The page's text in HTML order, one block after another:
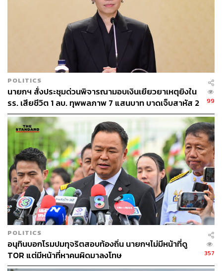
“ปี 2570 ปีสุดท้ายของรัฐบาล คือการพยายามส่งมอบหนี้
สาธารณะก้อนใหญ่ที่เกือบจะเต็มเพดานนี้ให้กับรัฐบาลต่อไป
แบบนี้มีความรับผิดชอบทางการคลังหรือไม่ นี่คือผลที่รัฐบาล
กู้ชดเชยขาดดุลเต็มเพดาน 2 ปีติด ที่พาเรามาถึงจุดนี้ จุดที่
แม้ว่าประเทศจะไม่ได้เจอวิกฤตเศรษฐกิจอะไรเลย เราก็อาจ
จะจำเป็นที่จะต้องขยายเพดานหนี้สาธารณะกันอีกครั้ง จาก
70% เป็นเท่าไรก็ไม่รู้ ซึ่งก็อาจจะเอาไม่อยู่แล้ว เพียงเพื่อ
โครงการดิจิทัลวอลเล็ตโครงการเดียว”
ศิริกัญญากล่าวถึงสัดส่วนดอกเบี้ยต่อรายได้สูงที่สุดในรอบ 14
ปี ที่ดูเหมือนจะทำสถิติใหม่ไปเรื่อยๆ ทุกปี ซึ่งไม่ใช่เรื่องที่น่า
ยินดีเลย เพราะสัดส่วนที่เพิ่มขึ้นเรื่อยๆ จะไปเบียดบังงบ
ประมาณในส่วนอื่นๆ ในปีต่อๆ ไป เงินที่จะใช้พัฒนาประเทศ
ในโครงการอื่นก็จะน้อยลงไปเรื่อยๆ เพราะจำเป็นที่จะต้องมา
นั่งรับภาระดอกเบี้ย เป็นไปอย่างที่ สส. ฝ่ายรัฐบาลได้พูดไว้ว่า
โครงการดิจิทัลวอลเล็ตไม่ได้ทำแค่ครั้งเดียวแล้วจะจบ เพราะ
ผลกระทบในเชิงลบจะอยู่กับเราไปยาวๆ ลองคิดดูว่า เก็บภาษี
เก็บรายได้ได้เท่าไร ก็ต้องเอาไปจ่ายดอกเบี้ยแล้วกว่า 10%
“5 ตัวชี้วัดทางการคลัง ที่งบประมาณปี 2568 ได้ทำลายสถิติ
ลงไปอย่างสวยงาม อยู่ในกรอบวินัยการเงินการคลังทุก
ประการ ไม่มีอะไรผิดพลาด แต่ถ้าเกิดขึ้นหลายตัวหลายแหล่ง
พร้อมกันแบบนี้ ไต่เส้นไต่ขอบไปหมดทุกตัวแบบนี้ มันคือ
POLITICS
นายกฯ สั่งประชุมด่วนพิจารณามอบเงินเยียวยาเหตุยิงใน
รร. เสียชีวิต 1 ลบ. ทุพพลภาพ 7 แสนบาท บาดเจ็บสาหัส 2
แสนบาท บาดเจ็บเล็กน้อย 1 แสนบาท
99
POLITICS
อนุทินบอกโรมปมทุจริตสอบท้องถิ่น นายกฯไม่มีหน้าที่ดู
TOR แต่มีหน้าที่หาคนผิดมาลงโทษ
357